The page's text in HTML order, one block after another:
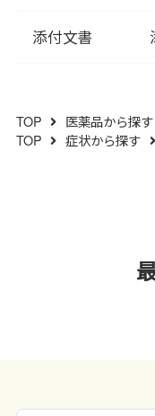
添付文書
TOP 医薬品から探す
TOP
症状から探す